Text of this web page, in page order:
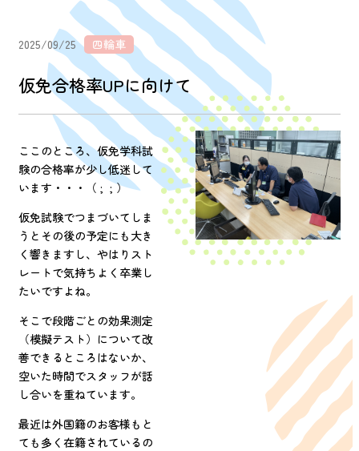
2025/09/25 四輪車
仮免合格率UPに向けて
ここのところ、仮免学科試
験の合格率が少し低迷して
います・・・（ ; ; ）
仮免試験でつまづいてしま
うとその後の予定にも大き
く響きますし、やはりスト
レートで気持ちよく卒業し
たいですよね。
そこで段階ごとの効果測定
（模擬テスト）について改
善できるところはないか、
空いた時間でスタッフが話
し合いを重ねています。
最近は外国籍のお客様もと
ても多く在籍されているの